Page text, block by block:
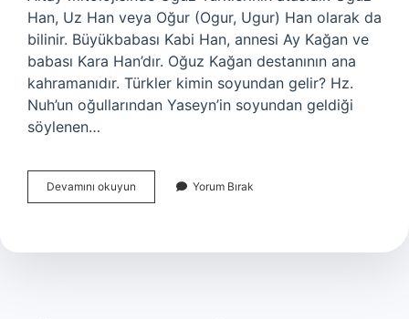
Han, Uz Han veya Oğur (Ogur, Ugur) Han olarak da
bilinir. Büyükbabası Kabi Han, annesi Ay Kağan ve
babası Kara Han’dır. Oğuz Kağan destanının ana
kahramanıdır. Türkler kimin soyundan gelir? Hz.
Nuh’un oğullarından Yaseyn’in soyundan geldiği
söylenen…
Devamını okuyun
Soyu
Yorum Bırak